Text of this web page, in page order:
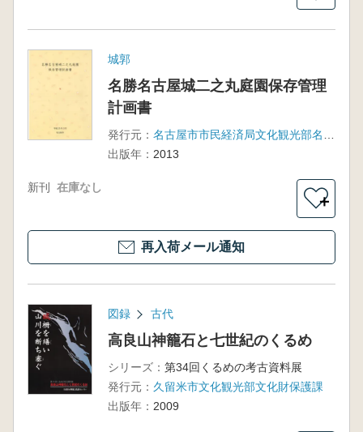
城郭
名勝名古屋城二之丸庭園保存管理
計画書
発行元：
出版年： 2013
新刊 在庫なし
＋
再入荷メール通知
図録 古代
高良山神籠石と七世紀のくるめ
シリーズ： 第34回くるめの考古資料展
発行元： 久留米市文化観光部文化財保護課
出版年： 2009